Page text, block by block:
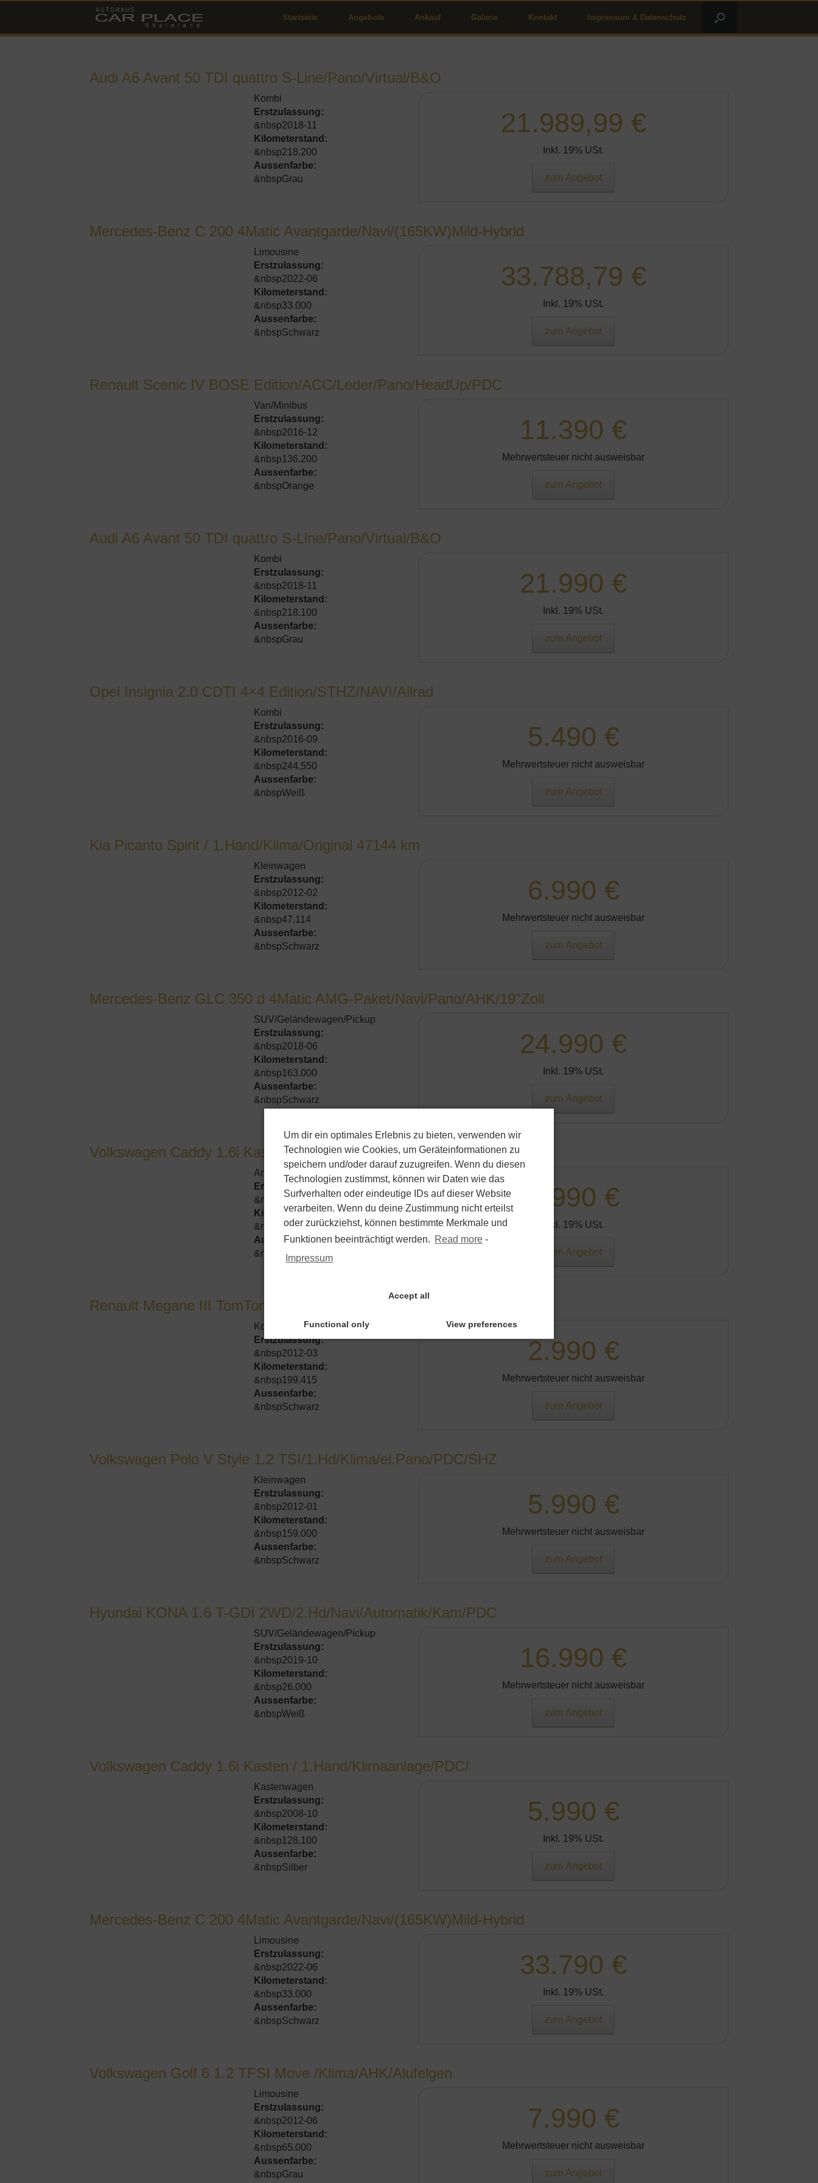
Um dir ein optimales Erlebnis zu bieten, verwenden wir
Technologien wie Cookies, um Geräteinformationen zu
speichern und/oder darauf zuzugreifen. Wenn du diesen
Technologien zustimmst, können wir Daten wie das
Surfverhalten oder eindeutige IDs auf dieser Website
verarbeiten. Wenn du deine Zustimmung nicht erteilst
oder zurückziehst, können bestimmte Merkmale und
Funktionen beeinträchtigt werden. Read more -
Impressum
Accept all
Functional only View preferences
content
Startseite Angebote Ankauf Galerie Kontakt Impressum & Datenschutz
Audi A6 Avant 50 TDI quattro S-Line/Pano/Virtual/B&O
Kombi
Erstzulassung:
&nbsp2018-11
Kilometerstand:
&nbsp218.200
Aussenfarbe:
&nbspGrau
21.989,99 €
Inkl. 19% USt.
zum Angebot
Mercedes-Benz C 200 4Matic Avantgarde/Navi/(165KW)Mild-Hybrid
Limousine
Erstzulassung:
&nbsp2022-06
Kilometerstand:
&nbsp33.000
Aussenfarbe:
&nbspSchwarz
33.788,79 €
Inkl. 19% USt.
zum Angebot
Renault Scenic IV BOSE Edition/ACC/Leder/Pano/HeadUp/PDC
Van/Minibus
Erstzulassung:
&nbsp2016-12
Kilometerstand:
&nbsp136.200
Aussenfarbe:
&nbspOrange
11.390 €
Mehrwertsteuer nicht ausweisbar
zum Angebot
Audi A6 Avant 50 TDI quattro S-Line/Pano/Virtual/B&O
Kombi
Erstzulassung:
&nbsp2018-11
Kilometerstand:
&nbsp218.100
Aussenfarbe:
&nbspGrau
21.990 €
Inkl. 19% USt.
zum Angebot
Opel Insignia 2.0 CDTI 4×4 Edition/STHZ/NAVI/Allrad
Kombi
Erstzulassung:
&nbsp2016-09
Kilometerstand:
&nbsp244.550
Aussenfarbe:
&nbspWeiß
5.490 €
Mehrwertsteuer nicht ausweisbar
zum Angebot
Kia Picanto Spirit / 1.Hand/Klima/Original 47144 km
Kleinwagen
Erstzulassung:
&nbsp2012-02
Kilometerstand:
&nbsp47.114
Aussenfarbe:
&nbspSchwarz
6.990 €
Mehrwertsteuer nicht ausweisbar
zum Angebot
Mercedes-Benz GLC 350 d 4Matic AMG-Paket/Navi/Pano/AHK/19"Zoll
SUV/Geländewagen/Pickup
Erstzulassung:
&nbsp2018-06
Kilometerstand:
&nbsp163.000
Aussenfarbe:
&nbspSchwarz
24.990 €
Inkl. 19% USt.
zum Angebot
Volkswagen Caddy 1.6i Kasten / 1.Hand / Klimaanlage / PDC
Andere
Erstzulassung:
&nbsp2008-10
Kilometerstand:
&nbsp128.100
Aussenfarbe:
&nbspSilber
5.990 €
Inkl. 19% USt.
zum Angebot
Renault Megane III TomTom Edition/Gasanlage Prins/AHK
Kombi
Erstzulassung:
&nbsp2012-03
Kilometerstand:
&nbsp199.415
Aussenfarbe:
&nbspSchwarz
2.990 €
Mehrwertsteuer nicht ausweisbar
zum Angebot
Volkswagen Polo V Style 1.2 TSI/1.Hd/Klima/el.Pano/PDC/SHZ
Kleinwagen
Erstzulassung:
&nbsp2012-01
Kilometerstand:
&nbsp159.000
Aussenfarbe:
&nbspSchwarz
5.990 €
Mehrwertsteuer nicht ausweisbar
zum Angebot
Hyundai KONA 1.6 T-GDI 2WD/2.Hd/Navi/Automatik/Kam/PDC
SUV/Geländewagen/Pickup
Erstzulassung:
&nbsp2019-10
Kilometerstand:
&nbsp26.000
Aussenfarbe:
&nbspWeiß
16.990 €
Mehrwertsteuer nicht ausweisbar
zum Angebot
Volkswagen Caddy 1.6i Kasten / 1.Hand/Klimaanlage/PDC/
Kastenwagen
Erstzulassung:
&nbsp2008-10
Kilometerstand:
&nbsp128.100
Aussenfarbe:
&nbspSilber
5.990 €
Inkl. 19% USt.
zum Angebot
Mercedes-Benz C 200 4Matic Avantgarde/Navi/(165KW)Mild-Hybrid
Limousine
Erstzulassung:
&nbsp2022-06
Kilometerstand:
&nbsp33.000
Aussenfarbe:
&nbspSchwarz
33.790 €
Inkl. 19% USt.
zum Angebot
Volkswagen Golf 6 1.2 TFSI Move /Klima/AHK/Alufelgen
Limousine
Erstzulassung:
&nbsp2012-06
Kilometerstand:
&nbsp65.000
Aussenfarbe:
&nbspGrau
7.990 €
Mehrwertsteuer nicht ausweisbar
zum Angebot